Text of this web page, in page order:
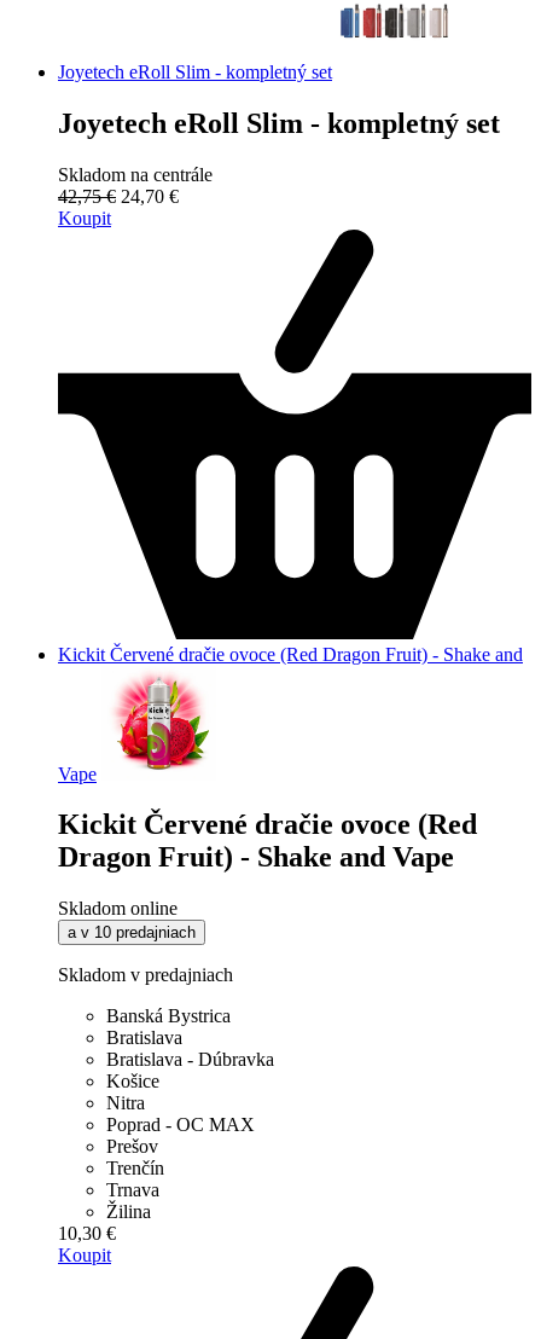
Joyetech eRoll Slim - kompletný set
Joyetech eRoll Slim - kompletný set
Skladom na centrále
42,75 € 24,70 €
Koupit
Kickit Červené dračie ovoce (Red Dragon Fruit) - Shake and
Vape
Kickit Červené dračie ovoce (Red
Dragon Fruit) - Shake and Vape
Skladom online
a v 10 predajniach
Skladom v predajniach
Banská Bystrica
Bratislava
Bratislava - Dúbravka
Košice
Nitra
Poprad - OC MAX
Prešov
Trenčín
Trnava
Žilina
10,30 €
Koupit